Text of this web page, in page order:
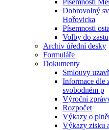
Písemnosti
Dobrovolný
Hořovicka
Písemnosti
Volby do
Archiv úřední desky
Formuláře
Dokumenty
Smlouvy
Informace dle
svobodném p
Výroční
Rozpočet
Výkazy o
Výkazy zisku